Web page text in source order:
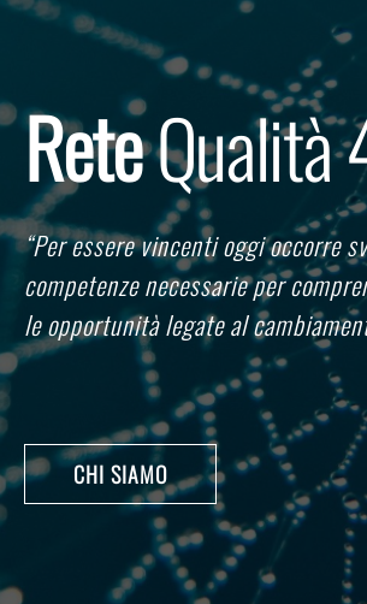
ReteQualità
“Per essere vincenti oggi occorre
competenze necessarie per
le opportunità legate al
CHI SIAMO